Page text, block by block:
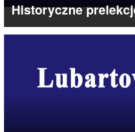
Historyczne